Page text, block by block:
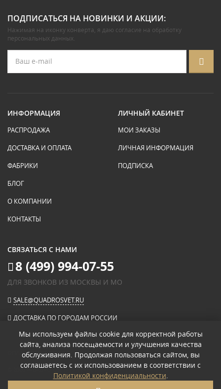
ПОДПИСАТЬСЯ НА НОВИНКИ И АКЦИИ:
Нажимая на иконку конверта, я даю согласие на обработку
персональных данных
ИНФОРМАЦИЯ
РАСПРОДАЖА
ДОСТАВКА И ОПЛАТА
ФАБРИКИ
БЛОГ
О КОМПАНИИ
КОНТАКТЫ
ЛИЧНЫЙ КАБИНЕТ
МОИ ЗАКАЗЫ
ЛИЧНАЯ ИНФОРМАЦИЯ
ПОДПИСКА
СВЯЗАТЬСЯ С НАМИ
8 (499) 994-07-55
ДЛЯ ЗВОНКОВ ИЗ МОСКВЫ И МО
SALE@QUADROSVET.RU
ДОСТАВКА ПО ГОРОДАМ РОССИИ
ОПЛАЧИВАЙТЕ ПРИ ПОЛУЧЕНИИ
© 2026«КВАДРО СВЕТ» ИНТЕРНЕТ-МАГАЗИН СВЕТИЛЬНИКОВ.
ПОЛИТИКА КОНФИДЕНЦИАЛЬНОСТИ
Мы используем файлы cookie для корректной работы
сайта, анализа посещаемости и улучшения качества
обслуживания. Продолжая пользоваться сайтом, вы
соглашаетесь с их использованием в соответствии с
Политикой конфиденциальности.